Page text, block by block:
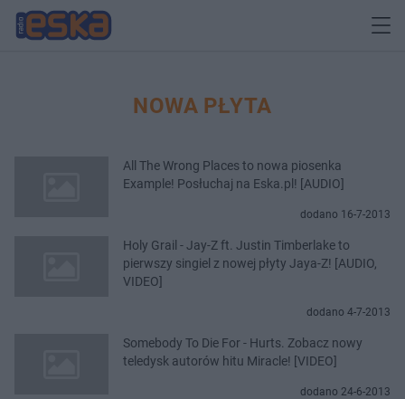
NOWA PŁYTA
All The Wrong Places to nowa piosenka
Example! Posłuchaj na Eska.pl! [AUDIO]
dodano 16-7-2013
Holy Grail - Jay-Z ft. Justin Timberlake to
pierwszy singiel z nowej płyty Jaya-Z! [AUDIO,
VIDEO]
dodano 4-7-2013
Somebody To Die For - Hurts. Zobacz nowy
teledysk autorów hitu Miracle! [VIDEO]
dodano 24-6-2013